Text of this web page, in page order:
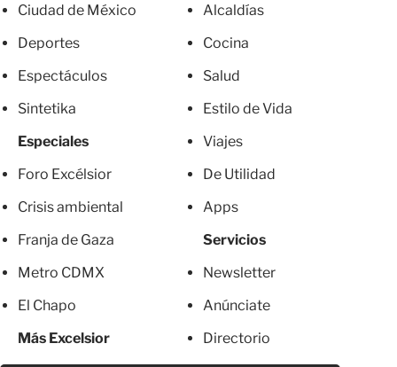
Ciudad de México
Deportes
Espectáculos
Sintetika
Especiales
Foro Excélsior
Crisis ambiental
Franja de Gaza
Metro CDMX
El Chapo
Más Excelsior
Alcaldías
Cocina
Salud
Estilo de Vida
Viajes
De Utilidad
Apps
Servicios
Newsletter
Anúnciate
Directorio